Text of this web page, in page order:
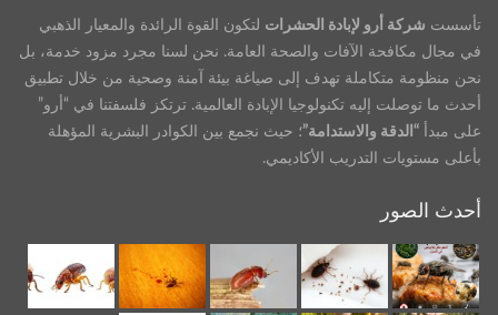
تأسست شركة أرو لإبادة الحشرات لتكون القوة الرائدة والمعيار الذهبي
في مجال مكافحة الآفات والصحة العامة. نحن لسنا مجرد مزود خدمة، بل
نحن منظومة متكاملة تهدف إلى صياغة بيئة آمنة وصحية من خلال تطبيق
أحدث ما توصلت إليه تكنولوجيا الإبادة العالمية. ترتكز فلسفتنا في “أرو”
على مبدأ “الدقة والاستدامة”؛ حيث نجمع بين الكوادر البشرية المؤهلة
بأعلى مستويات التدريب الأكاديمي.
أحدث الصور